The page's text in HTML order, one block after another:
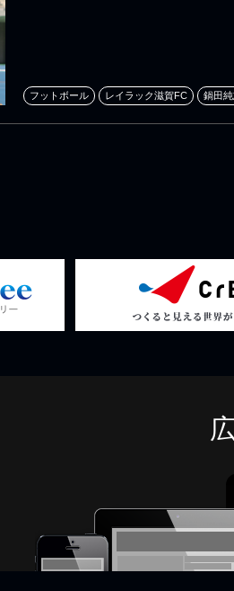
フットボール レイラック滋賀FC 鍋田